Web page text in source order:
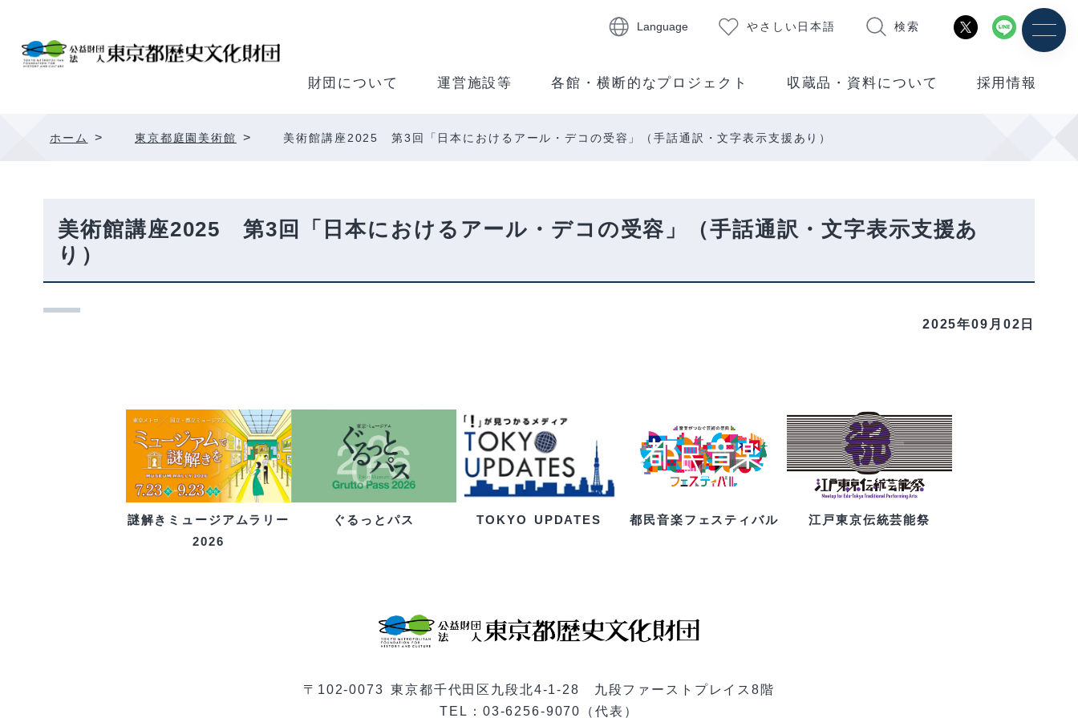
Language やさしい日本語 検索
財団について 運営施設等 各館・横断的なプロジェクト 収蔵品・資料について 採用情報
ホーム > 東京都庭園美術館 > 美術館講座2025 第3回「日本におけるアール・デコの受容」（手話通訳・文字表示支援あり）
美術館講座2025 第3回「日本におけるアール・デコの受容」（手話通訳・文字表示支援あ
り）
2025年09月02日
謎解きミュージアムラリー
2026
ぐるっとパス TOKYO UPDATES 都民音楽フェスティバル 江戸東京伝統芸能祭
〒102-0073 東京都千代田区九段北4-1-28 九段ファーストプレイス8階
TEL：03-6256-9070（代表）